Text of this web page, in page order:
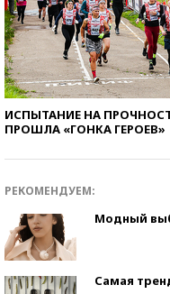
ИСПЫТАНИЕ НА
ПРОШЛА «ГОНКА ГЕРОЕВ»
РЕКОМЕНДУЕМ:
Модный
Самая